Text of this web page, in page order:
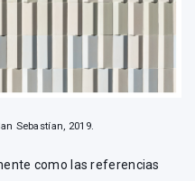
Sebastían, 2019.
como las referencias